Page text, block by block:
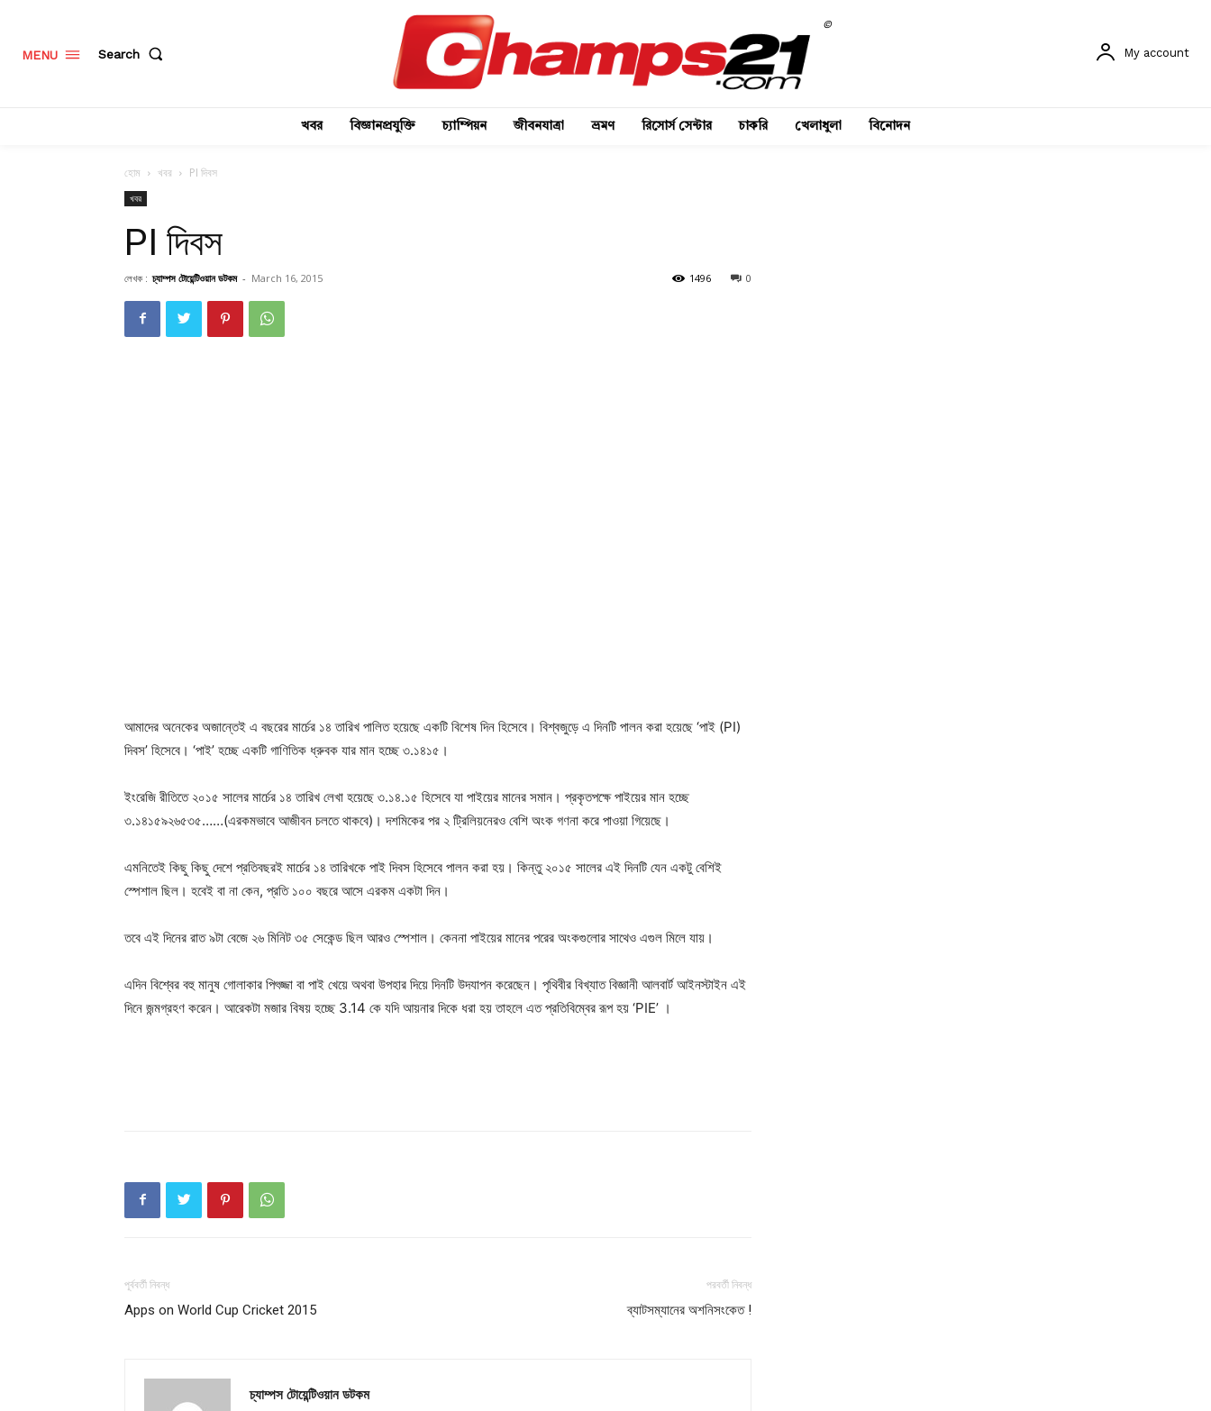
MENU Search
©
My account
খবর বিজ্ঞানপ্রযুক্তি চ্যাম্পিয়ন জীবনযাত্রা ভ্রমণ রিসোর্স সেন্টার চাকরি খেলাধুলা বিনোদন
হোম খবর PI দিবস
খবর
PI দিবস
লেখক : চ্যাম্পস টোয়েন্টিওয়ান ডটকম - March 16, 2015 0
1496
আমাদের অনেকের অজান্তেই এ বছরের মার্চের ১৪ তারিখ পালিত হয়েছে একটি বিশেষ দিন হিসেবে। বিশ্বজুড়ে এ দিনটি পালন করা হয়েছে ‘পাই (PI)
দিবস’ হিসেবে। ‘পাই’ হচ্ছে একটি গাণিতিক ধ্রুবক যার মান হচ্ছে ৩.১৪১৫।
ইংরেজি রীতিতে ২০১৫ সালের মার্চের ১৪ তারিখ লেখা হয়েছে ৩.১৪.১৫ হিসেবে যা পাইয়ের মানের সমান। প্রকৃতপক্ষে পাইয়ের মান হচ্ছে
৩.১৪১৫৯২৬৫৩৫……(এরকমভাবে আজীবন চলতে থাকবে)। দশমিকের পর ২ ট্রিলিয়নেরও বেশি অংক গণনা করে পাওয়া গিয়েছে।
এমনিতেই কিছু কিছু দেশে প্রতিবছরই মার্চের ১৪ তারিখকে পাই দিবস হিসেবে পালন করা হয়। কিন্তু ২০১৫ সালের এই দিনটি যেন একটু বেশিই
স্পেশাল ছিল। হবেই বা না কেন, প্রতি ১০০ বছরে আসে এরকম একটা দিন।
তবে এই দিনের রাত ৯টা বেজে ২৬ মিনিট ৩৫ সেকেন্ড ছিল আরও স্পেশাল। কেননা পাইয়ের মানের পরের অংকগুলোর সাথেও এগুল মিলে যায়।
এদিন বিশ্বের বহু মানুষ গোলাকার পিৎজ্জা বা পাই খেয়ে অথবা উপহার দিয়ে দিনটি উদযাপন করেছেন। পৃথিবীর বিখ্যাত বিজ্ঞানী আলবার্ট আইনস্টাইন এই
দিনে জন্মগ্রহণ করেন। আরেকটা মজার বিষয় হচ্ছে 3.14 কে যদি আয়নার দিকে ধরা হয় তাহলে এত প্রতিবিম্বের রূপ হয় ‘PIE’ ।
পূর্ববর্তী নিবন্ধ
Apps on World Cup Cricket 2015
পরবর্তী নিবন্ধ
ব্যাটসম্যানের অশনিসংকেত !
চ্যাম্পস টোয়েন্টিওয়ান ডটকম